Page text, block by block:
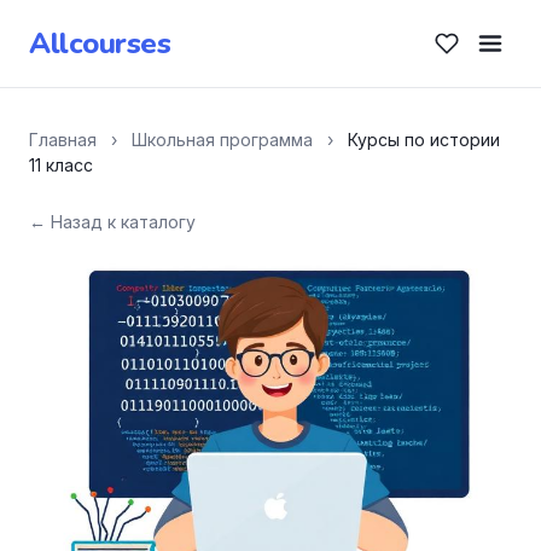
Allcourses
Главная › Школьная программа ›
Курсы по истории
11 класс
← Назад к каталогу